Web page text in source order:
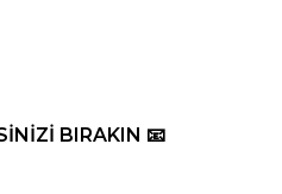
BIRAKIN 📧